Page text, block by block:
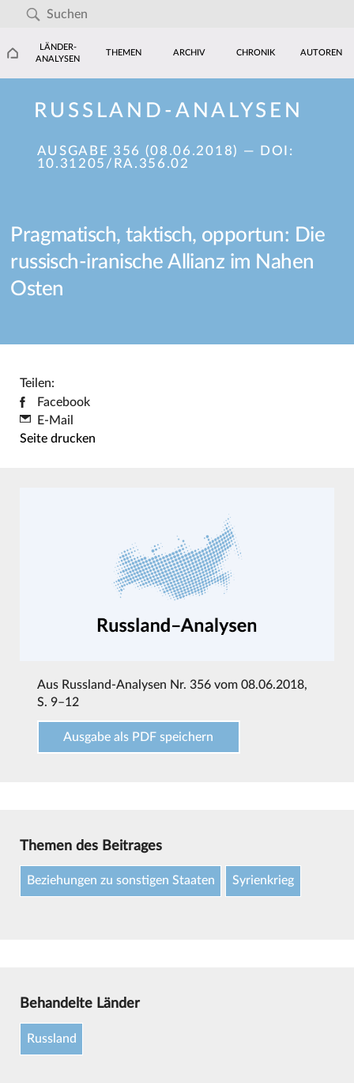
LÄNDER-
ANALYSEN
THEMEN ARCHIV CHRONIK AUTOREN
RUSSLAND-ANALYSEN
AUSGABE 356 (08.06.2018)
— DOI:
10.31205/RA.356.02
Pragmatisch, taktisch, opportun: Die
russisch-iranische Allianz im Nahen
Osten
Teilen:
Facebook
E-Mail
Seite drucken
Aus Russland-Analysen Nr. 356 vom 08.06.2018,
S. 9–12
Ausgabe als PDF speichern
Themen des Beitrages
Beziehungen zu sonstigen Staaten Syrienkrieg
Behandelte Länder
Russland